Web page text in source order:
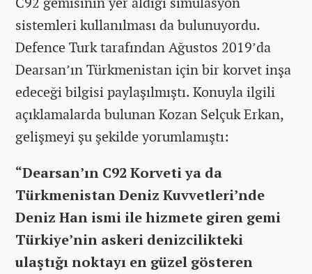
sistemleri kullanılması da bulunuyordu.
Defence Turk tarafından Ağustos 2019’da
Dearsan’ın Türkmenistan için bir korvet inşa
edeceği bilgisi paylaşılmıştı. Konuyla ilgili
açıklamalarda bulunan Kozan Selçuk Erkan,
gelişmeyi şu şekilde yorumlamıştı:
“Dearsan’ın C92 Korveti ya da
Türkmenistan Deniz Kuvvetleri’nde
Deniz Han ismi ile hizmete giren gemi
Türkiye’nin askeri denizcilikteki
ulaştığı noktayı en güzel gösteren